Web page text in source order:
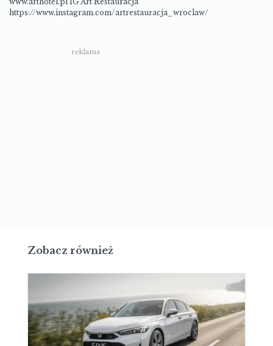
https://www.instagram.com/artrestauracja_wroclaw/
reklama
Zobacz również